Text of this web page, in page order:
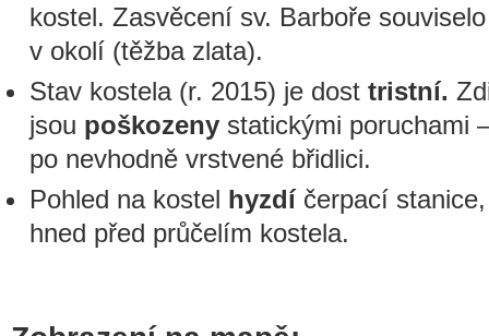
kostel. Zasvěcení sv. Barboře
v okolí (těžba zlata).
Stav kostela (r. 2015) je dosttristní.
jsou poškozeny statickými poruchami
po nevhodně vrstvené břidlici.
Pohled na kostel hyzdíčerpací
hned před průčelím kostela.